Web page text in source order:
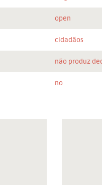
open
cidadãos
não produz
no